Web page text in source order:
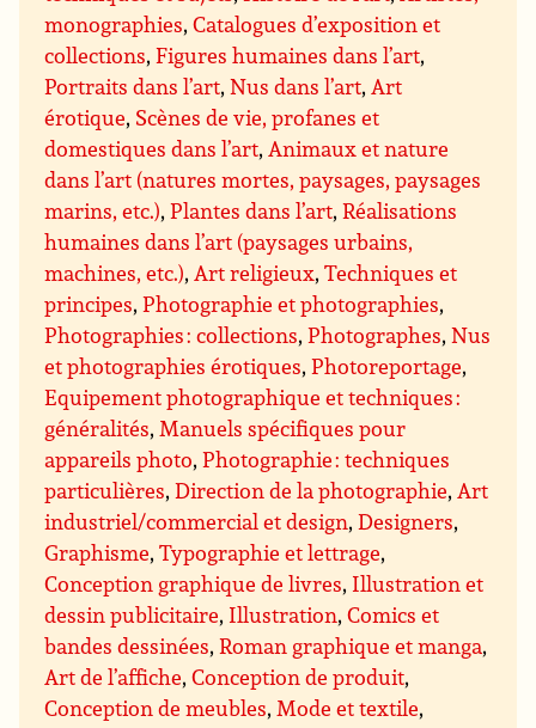
monographies,Catalogues d’exposition et
collections,Figures humaines dans l’art,
Portraits dans l’art,Nus dans l’art,Art
érotique, Scènes de vie, profanes et
domestiques dans l’art,Animaux et nature
dans l’art (natures mortes, paysages, paysages
marins, etc.),Plantes dans l’art,Réalisations
humaines dans l’art (paysages urbains,
machines, etc.),Art religieux,Techniques et
principes,Photographie et photographies,
Photographies : collections,Photographes,Nus
et photographies érotiques,Photoreportage,
Equipement photographique et techniques :
généralités,Manuels spécifiques pour
appareils photo,Photographie : techniques
particulières,Direction de la photographie,Art
industriel/commercial et design,Designers,
Graphisme,Typographie et lettrage,
Conception graphique de livres, Illustration et
dessin publicitaire, Illustration,Comics et
bandes dessinées,Roman graphique et manga,
Art de l’affiche,Conception de produit,
Conception de meubles,Mode et textile,